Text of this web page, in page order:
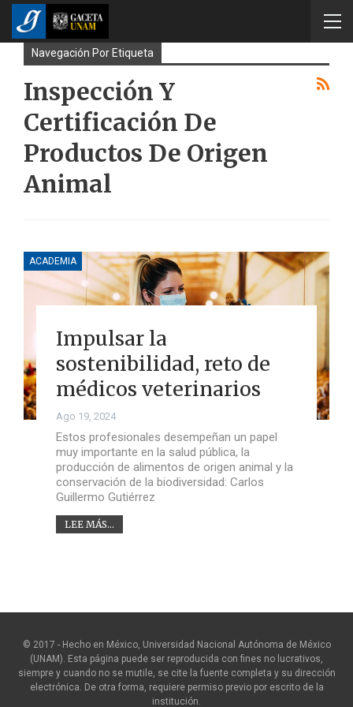
Navegación Por Etiqueta
Inspección Y
Certificación De
Productos De Origen
Animal
ACADEMIA
Impulsar la
sostenibilidad, reto de
médicos veterinarios
Ago 19, 2024
Estos profesionales desempeñan un papel
muy importante en la salud pública, la
producción de alimentos de origen animal y la
conservación de la biodiversidad: Carlos
Guillermo Gutiérrez
LEE MÁS...
© 2017 - Hecho en México, Universidad Nacional Autónoma de México
(UNAM). Esta página puede ser reproducida con fines no lucrativos,
siempre y cuando no se mutile, se cite la fuente completa y su dirección
electrónica. De otra forma, requiere permiso previo por escrito de la
institución.